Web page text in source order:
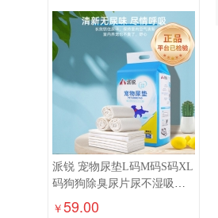
派锐 宠物尿垫L码M码S码XL
码狗狗除臭尿片尿不湿吸水
垫隔尿垫
￥59.00